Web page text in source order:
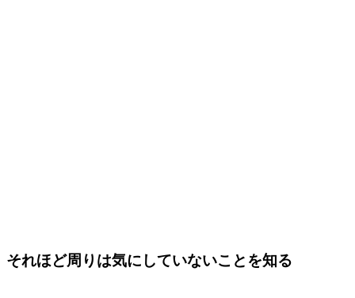
それほど周りは気にしていないことを知る